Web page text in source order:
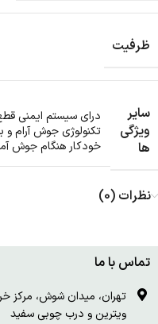
ظرفیت
سایر
ویژگی
ها
درای سیستم ایمنی
تکنولوژی جوش آرام
خودکار هنگام جوش
نظرات (0)
تماس با ما
ویترین و درب چوبی سفید